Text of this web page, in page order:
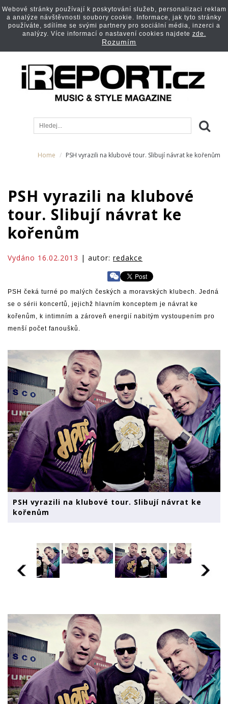
Home PSH vyrazili na klubové tour. Slibují návrat ke kořenům
PSH vyrazili na klubové
tour. Slibují návrat ke
kořenům
Vydáno 16.02.2013 | autor: redakce
PSH čeká turné po malých českých a moravských klubech. Jedná
se o sérii koncertů, jejichž hlavním konceptem je návrat ke
kořenům, k intimním a zároveň energií nabitým vystoupením pro
menší počet fanoušků.
PSH vyrazili na klubové tour. Slibují návrat ke
kořenům
Webové stránky používají k poskytování služeb, personalizaci reklam
a analýze návštěvnosti soubory cookie. Informace, jak tyto stránky
používáte, sdílíme se svými partnery pro sociální média, inzerci a
analýzy. Více informací o nastavení cookies najdete zde.
Rozumím